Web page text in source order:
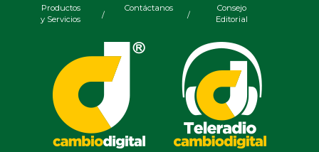
Productos
y Servicios
/
Contáctanos
/
Consejo
Editorial